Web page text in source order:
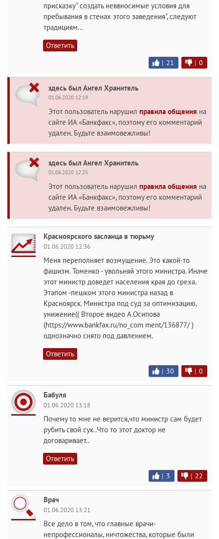
присказку" создать неввносимые условия для
пребывания в стенах этого заведения", следуют
традициям...
Ответить
| 21 | 0
здесь был Ангел Хранитель
01.06.2020 12:19
Этот пользователь нарушил правила общения на
сайте ИА «Банкфакс», поэтому его комментарий
удален. Будьте взаимовежливы!
здесь был Ангел Хранитель
01.06.2020 12:25
Этот пользователь нарушил правила общения на
сайте ИА «Банкфакс», поэтому его комментарий
удален. Будьте взаимовежливы!
Красноярского засланца в тюрьму
01.06.2020 12:36
Меня переполняет возмущение. Это какой-то
фашизм. Томенко - увольняй этого министра. Иначе
этот министр доведет населения края до греха.
Этапом -пешком этого министра назад в
Красноярск. Министра под суд за оптимизацию,
унижение(( Второе видео А.Осипова
(https://www.bankfax.ru/no_com ment/136877/ )
однозначно снято под давлением.
Ответить
| 30 | 0
Бабуля
01.06.2020 13:18
Почему то мне не верится,что министр сам будет
рубить свой сук..Что то этот доктор не
договаривает..
Ответить
| 3 | 22
Врач
01.06.2020 13:21
Все дело в том, что главные врачи-
непрофессионалы, ничтожества, которые были